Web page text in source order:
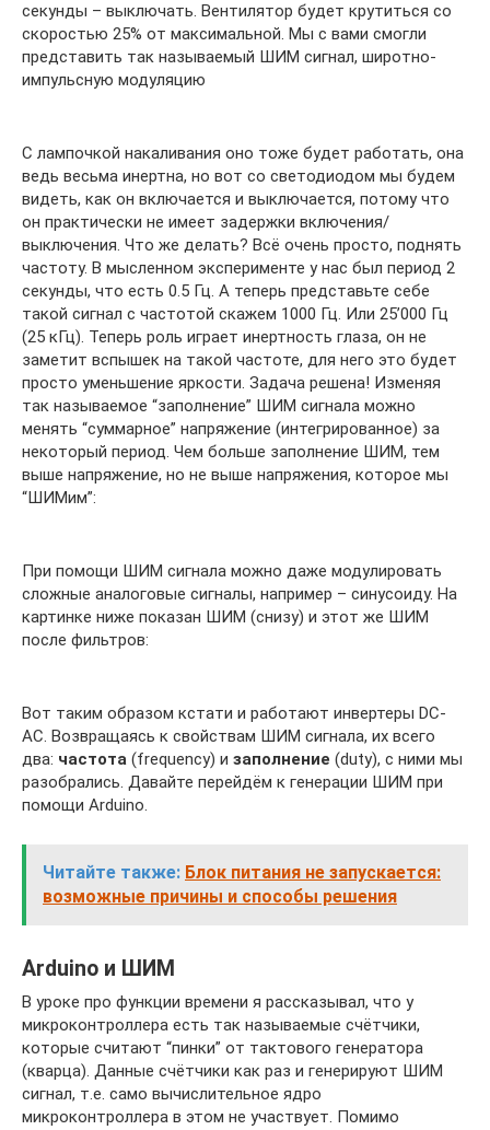
секунды – выключать. Вентилятор будет крутиться со
скоростью 25% от максимальной. Мы с вами смогли
представить так называемый ШИМ сигнал, широтно-
импульсную модуляцию
С лампочкой накаливания оно тоже будет работать, она
ведь весьма инертна, но вот со светодиодом мы будем
видеть, как он включается и выключается, потому что
он практически не имеет задержки включения/
выключения. Что же делать? Всё очень просто, поднять
частоту. В мысленном эксперименте у нас был период 2
секунды, что есть 0.5 Гц. А теперь представьте себе
такой сигнал с частотой скажем 1000 Гц. Или 25’000 Гц
(25 кГц). Теперь роль играет инертность глаза, он не
заметит вспышек на такой частоте, для него это будет
просто уменьшение яркости. Задача решена! Изменяя
так называемое “заполнение” ШИМ сигнала можно
менять “суммарное” напряжение (интегрированное) за
некоторый период. Чем больше заполнение ШИМ, тем
выше напряжение, но не выше напряжения, которое мы
“ШИМим”:
При помощи ШИМ сигнала можно даже модулировать
сложные аналоговые сигналы, например – синусоиду. На
картинке ниже показан ШИМ (снизу) и этот же ШИМ
после фильтров:
Вот таким образом кстати и работают инвертеры DC-
AC. Возвращаясь к свойствам ШИМ сигнала, их всего
два: частота (frequency) и заполнение (duty), с ними мы
разобрались. Давайте перейдём к генерации ШИМ при
помощи Arduino.
Читайте также: Блок питания не запускается:
возможные причины и способы решения
Arduino и ШИМ
В уроке про функции времени я рассказывал, что у
микроконтроллера есть так называемые счётчики,
которые считают “пинки” от тактового генератора
(кварца). Данные счётчики как раз и генерируют ШИМ
сигнал, т.е. само вычислительное ядро
микроконтроллера в этом не участвует. Помимо